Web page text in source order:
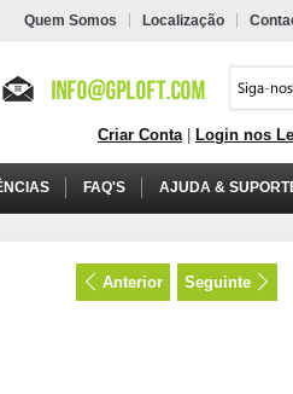
Quem Somos Localização
Criar Conta| Login nos
FAQ'S AJUDA &
Anterior Seguinte